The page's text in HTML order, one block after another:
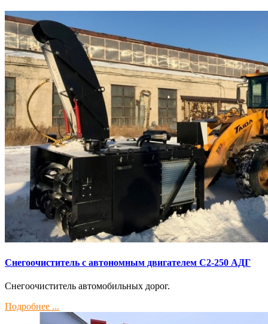
Снегоочиститель с автономным двигателем С2-250 АДГ
Снегоочиститель автомобильных дорог.
Подробнее ...